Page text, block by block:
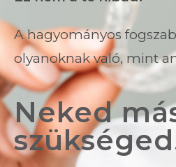
A hagyományos
olyanoknak való, mint
Neked